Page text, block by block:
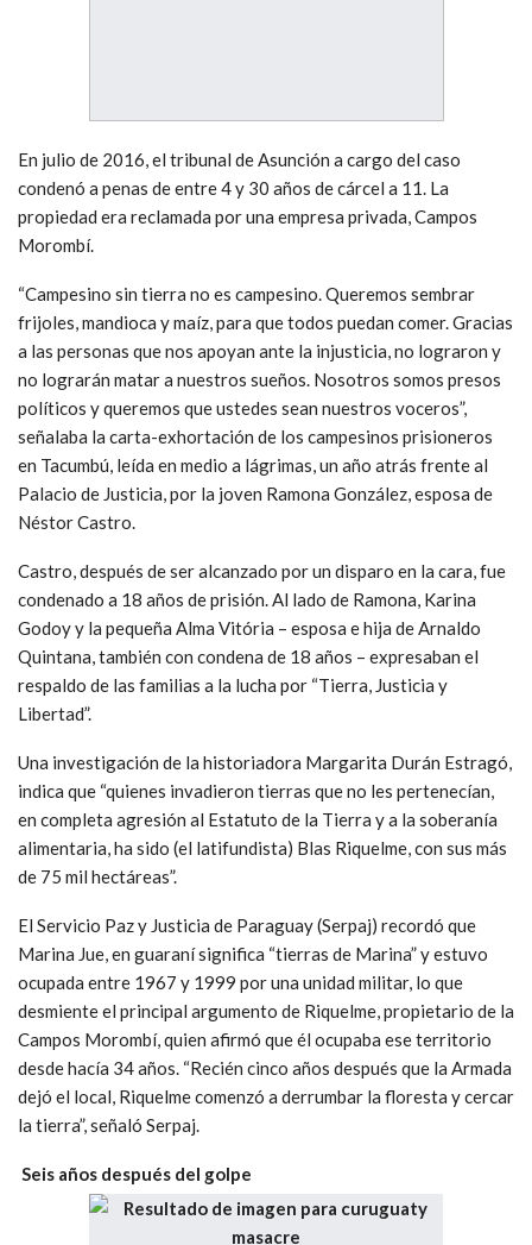
En julio de 2016, el tribunal de Asunción a cargo del caso
condenó a penas de entre 4 y 30 años de cárcel a 11. La
propiedad era reclamada por una empresa privada, Campos
Morombí.
“Campesino sin tierra no es campesino. Queremos sembrar
frijoles, mandioca y maíz, para que todos puedan comer. Gracias
a las personas que nos apoyan ante la injusticia, no lograron y
no lograrán matar a nuestros sueños. Nosotros somos presos
políticos y queremos que ustedes sean nuestros voceros”,
señalaba la carta-exhortación de los campesinos prisioneros
en Tacumbú, leída en medio a lágrimas, un año atrás frente al
Palacio de Justicia, por la joven Ramona González, esposa de
Néstor Castro.
Castro, después de ser alcanzado por un disparo en la cara, fue
condenado a 18 años de prisión. Al lado de Ramona, Karina
Godoy y la pequeña Alma Vitória – esposa e hija de Arnaldo
Quintana, también con condena de 18 años – expresaban el
respaldo de las familias a la lucha por “Tierra, Justicia y
Libertad”.
Una investigación de la historiadora Margarita Durán Estragó,
indica que “quienes invadieron tierras que no les pertenecían,
en completa agresión al Estatuto de la Tierra y a la soberanía
alimentaria, ha sido (el latifundista) Blas Riquelme, con sus más
de 75 mil hectáreas”.
El Servicio Paz y Justicia de Paraguay (Serpaj) recordó que
Marina Jue, en guaraní significa “tierras de Marina” y estuvo
ocupada entre 1967 y 1999 por una unidad militar, lo que
desmiente el principal argumento de Riquelme, propietario de la
Campos Morombí, quien afirmó que él ocupaba ese territorio
desde hacía 34 años. “Recién cinco años después que la Armada
dejó el local, Riquelme comenzó a derrumbar la floresta y cercar
la tierra”, señaló Serpaj.
Seis años después del golpe